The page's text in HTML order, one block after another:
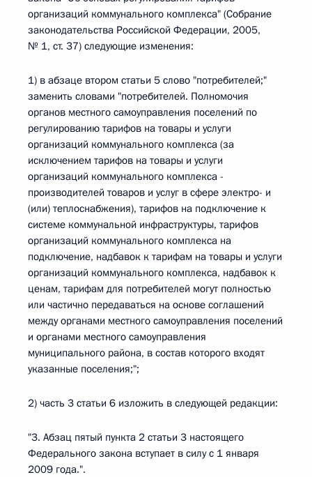
организаций коммунального комплекса" (Собрание
законодательства Российской Федерации, 2005,
№ 1, ст. 37) следующие изменения:
1) в абзаце втором статьи 5 слово "потребителей;"
заменить словами "потребителей. Полномочия
органов местного самоуправления поселений по
регулированию тарифов на товары и услуги
организаций коммунального комплекса (за
исключением тарифов на товары и услуги
организаций коммунального комплекса -
производителей товаров и услуг в сфере электро- и
(или) теплоснабжения), тарифов на подключение к
системе коммунальной инфраструктуры, тарифов
организаций коммунального комплекса на
подключение, надбавок к тарифам на товары и услуги
организаций коммунального комплекса, надбавок к
ценам, тарифам для потребителей могут полностью
или частично передаваться на основе соглашений
между органами местного самоуправления поселений
и органами местного самоуправления
муниципального района, в состав которого входят
указанные поселения;";
2) часть 3 статьи 6 изложить в следующей редакции:
"3. Абзац пятый пункта 2 статьи 3 настоящего
Федерального закона вступает в силу с 1 января
2009 года.".